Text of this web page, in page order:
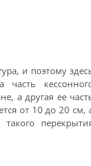
и поэтому
а другая ее
от 10 до 20 см,